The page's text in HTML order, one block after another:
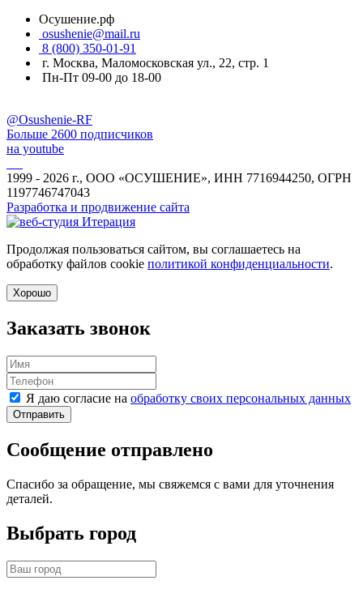
Осушение.рф
osushenie@mail.ru
8 (800) 350-01-91
г. Москва, Маломосковская ул., 22, стр. 1
Пн-Пт 09-00 до 18-00
@Osushenie-RF
Больше 2600 подписчиков
на youtube
1999 - 2026 г., ООО «ОСУШЕНИЕ», ИНН 7716944250, ОГРН
1197746747043
Разработка и продвижение сайта
Продолжая пользоваться сайтом, вы соглашаетесь на
обработку файлов cookie политикой конфиденциальности.
Хорошо
Заказать звонок
Я даю согласие на обработку своих персональных данных
Отправить
Сообщение отправлено
Спасибо за обращение, мы свяжемся с вами для уточнения
деталей.
Выбрать город